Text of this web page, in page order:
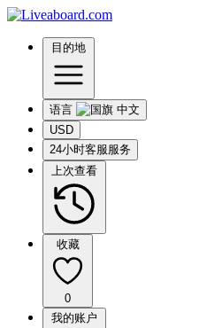
目的地
语言
USD
24小时客服服务
上次查看
收藏
0
我的账户